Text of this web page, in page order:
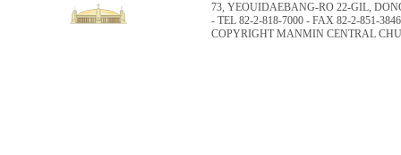
73, YEOUIDAEBANG-RO 22-GIL,
- TEL 82-2-818-7000 - FAX 82-2-851-3846
COPYRIGHT MANMIN CENTRAL